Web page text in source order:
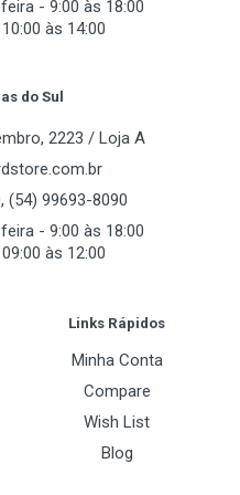
e Chinês
para 20 estações na
embutido, grava
Classic, Natural, Rock,
- 9:00 às 18:00
às 14:00
do Sul
2223 / Loja A
(54) 99693-8090
- 9:00 às 18:00
às 12:00
Links Rápidos
Minha Conta
Compare
Wish List
Blog